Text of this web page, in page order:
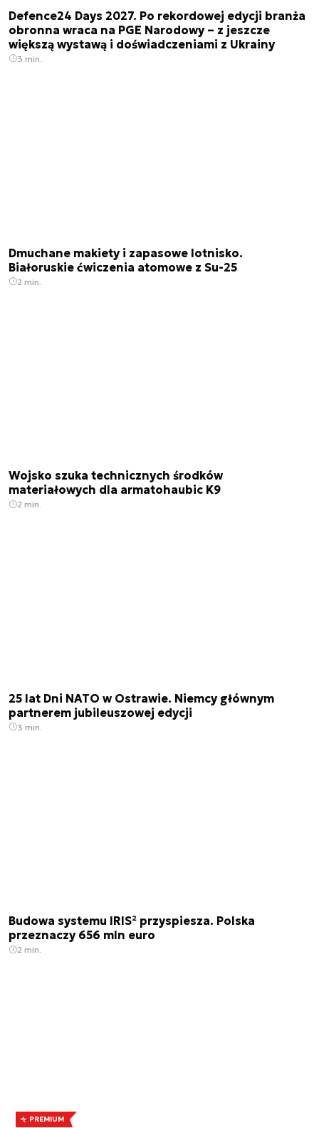
Defence24 Days 2027. Po rekordowej edycji branża
obronna wraca na PGE Narodowy – z jeszcze
większą wystawą i doświadczeniami z Ukrainy
3 min.
Dmuchane makiety i zapasowe lotnisko.
Białoruskie ćwiczenia atomowe z Su-25
2 min.
Wojsko szuka technicznych środków
materiałowych dla armatohaubic K9
2 min.
25 lat Dni NATO w Ostrawie. Niemcy głównym
partnerem jubileuszowej edycji
3 min.
Budowa systemu IRIS² przyspiesza. Polska
przeznaczy 656 mln euro
2 min.
PREMIUM